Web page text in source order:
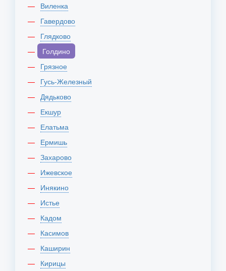
Виленка
Гавердово
Глядково
Голдино
Грязное
Гусь-Железный
Дядьково
Екшур
Елатьма
Ермишь
Захарово
Ижевское
Инякино
Истье
Кадом
Касимов
Каширин
Кирицы